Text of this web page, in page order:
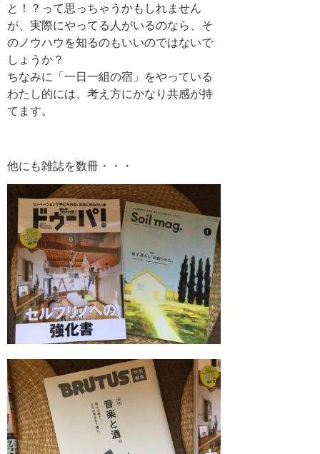
と！？って思っちゃうかもしれません
が、実際にやってる人がいるのなら、そ
のノウハウを知るのもいいのではないで
しょうか？
ちなみに「一日一組の宿」をやっている
わたし的には、考え方にかなり共感が持
てます。
他にも雑誌を数冊・・・